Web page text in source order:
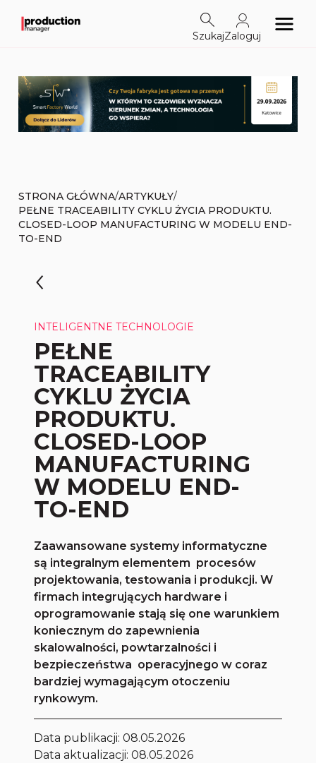
SzukajZaloguj
STRONA GŁÓWNA/ARTYKUŁY/
PEŁNE TRACEABILITY CYKLU ŻYCIA PRODUKTU.
CLOSED-LOOP MANUFACTURING W MODELU END-
TO-END
INTELIGENTNE TECHNOLOGIE
PEŁNE
TRACEABILITY
CYKLU ŻYCIA
PRODUKTU.
CLOSED-LOOP
MANUFACTURING
W MODELU END-
TO-END
Zaawansowane systemy informatyczne
są integralnym elementem procesów
projektowania, testowania i produkcji. W
firmach integrujących hardware i
oprogramowanie stają się one warunkiem
koniecznym do zapewnienia
skalowalności, powtarzalności i
bezpieczeństwa operacyjnego w coraz
bardziej wymagającym otoczeniu
rynkowym.
Data publikacji:08.05.2026
Data aktualizacji: 08.05.2026